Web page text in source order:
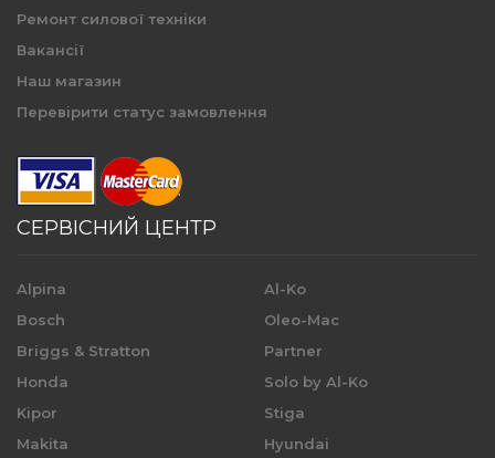
Ремонт силової техніки
Вакансії
Наш магазин
Перевірити статус замовлення
СЕРВІСНИЙ ЦЕНТР
Alpina
Bosch
Briggs & Stratton
Honda
Kipor
Makita
Al-Ko
Oleo-Mac
Partner
Solo by Al-Ko
Stiga
Hyundai